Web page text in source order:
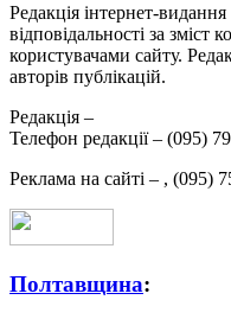
Редакція інтернет-
відповідальності за зміст
користувачами сайту.
авторів публікацій.
Редакція –
Телефон редакції – (095)
Реклама на сайті – , (095)
Полтавщина: